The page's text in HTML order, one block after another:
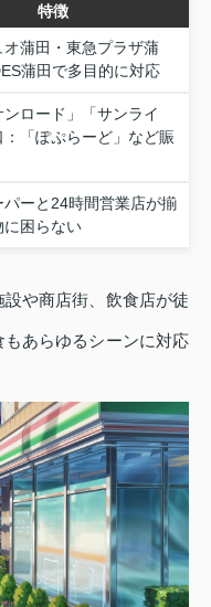
特徴
オ蒲田・東急プラザ蒲
蒲田で多目的に対応
ロード」「サンライ
：「ぽぷらーど」など賑
パーと24時間営業店が揃
に困らない
や商店街、飲食店が徒
あらゆるシーンに対応